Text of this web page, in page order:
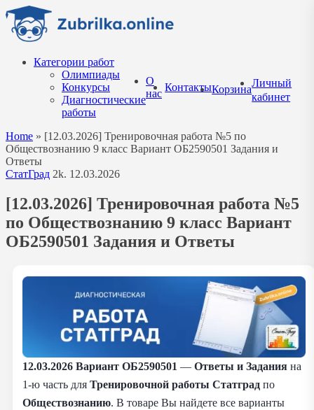
Перейти
содержанию
Категории работ
Олимпиады
Конкурсы
Диагностические
работы
О
нас
КонтактыКорзина
Личный
кабинет
Home » [12.03.2026] Тренировочная работа №5 по
Обществознанию 9 класс Вариант ОБ2590501 Задания и
Ответы
СтатГрад 2k. 12.03.2026
[12.03.2026] Тренировочная работа №5
по Обществознанию 9 класс Вариант
ОБ2590501 Задания и Ответы
12.03.2026 Вариант ОБ2590501 — Ответы и Задания на
1-ю часть для Тренировочной работы Статград по
Обществознанию. В товаре Вы найдете все варианты